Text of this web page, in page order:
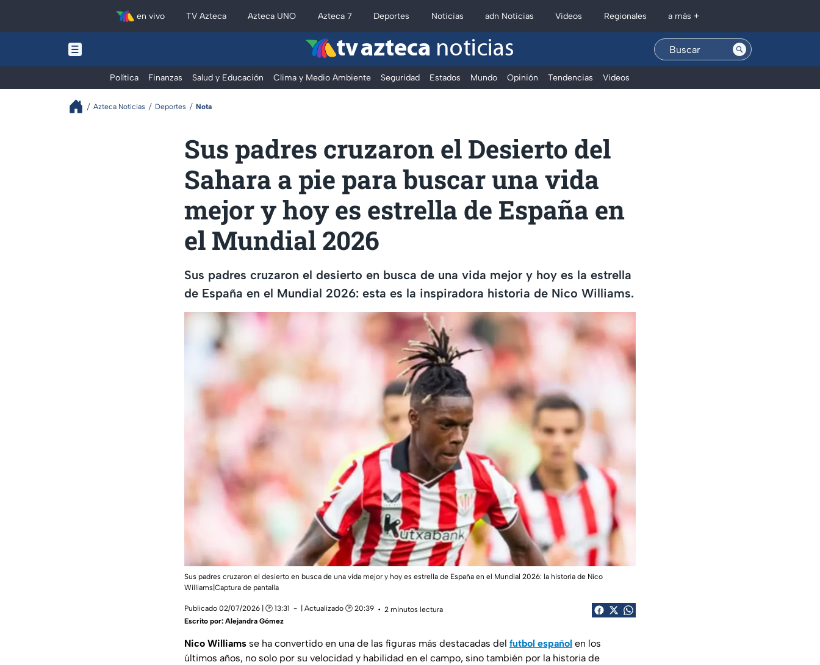
en vivo TV Azteca Azteca UNO Azteca 7 Deportes Noticias adn Noticias Videos Regionales a más +
tv azteca noticias
Política Finanzas Salud y Educación Clima y Medio Ambiente Seguridad Estados Mundo Opinión Tendencias Videos
Azteca Noticias Deportes Nota
Sus padres cruzaron el Desierto del
Sahara a pie para buscar una vida
mejor y hoy es estrella de España en
el Mundial 2026
Sus padres cruzaron el desierto en busca de una vida mejor y hoy es la estrella
de España en el Mundial 2026: esta es la inspiradora historia de Nico Williams.
Sus padres cruzaron el desierto en busca de una vida mejor y hoy es estrella de España en el Mundial 2026: la historia de Nico
Williams|Captura de pantalla
Publicado 02/07/2026 | 🕑 13:31 | Actualizado 🕑 20:39
2 minutos lectura
Escrito por: Alejandra Gómez
Nico Williams se ha convertido en una de las figuras más destacadas del futbol español en los
últimos años, no solo por su velocidad y habilidad en el campo, sino también por la historia de